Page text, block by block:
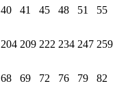
40 41 45 48 51 55
204 209 222 234 247 259
68 69 72 76 79 82